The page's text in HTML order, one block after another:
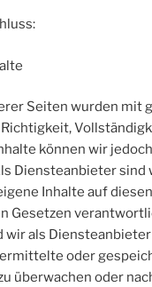
Seiten wurden mit
können wir
Diensteanbieter sind
Inhalte auf
Gesetzen
wir als
oder
überwachen oder